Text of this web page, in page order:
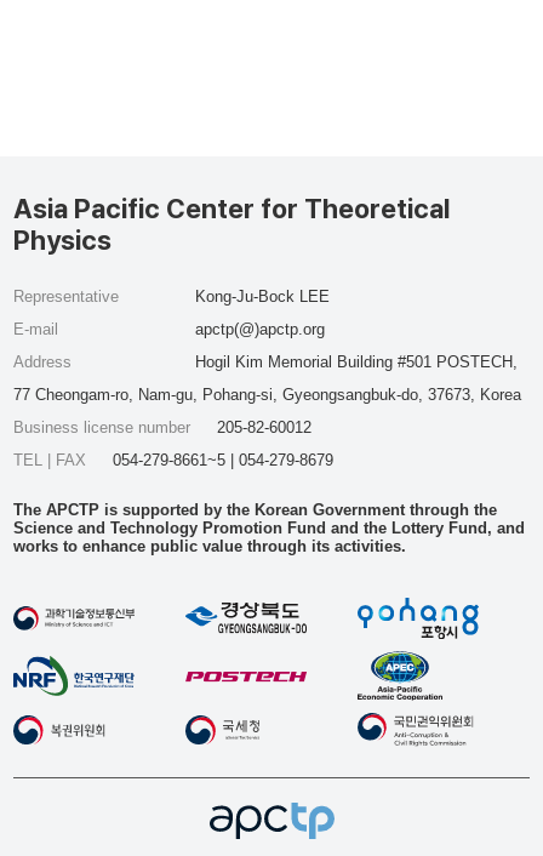
Asia Pacific Center for Theoretical
Physics
Representative
Kong-Ju-Bock LEE
E-mail
apctp(@)apctp.org
Address
Hogil Kim Memorial Building #501 POSTECH,
77 Cheongam-ro, Nam-gu, Pohang-si, Gyeongsangbuk-do, 37673, Korea
Business license number
205-82-60012
TEL | FAX
054-279-8661~5 | 054-279-8679
The APCTP is supported by the Korean Government through the
Science and Technology Promotion Fund and the Lottery Fund, and
works to enhance public value through its activities.